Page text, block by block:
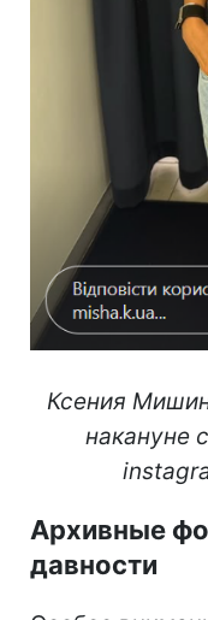
Ксения
накануне
Архивные
давности